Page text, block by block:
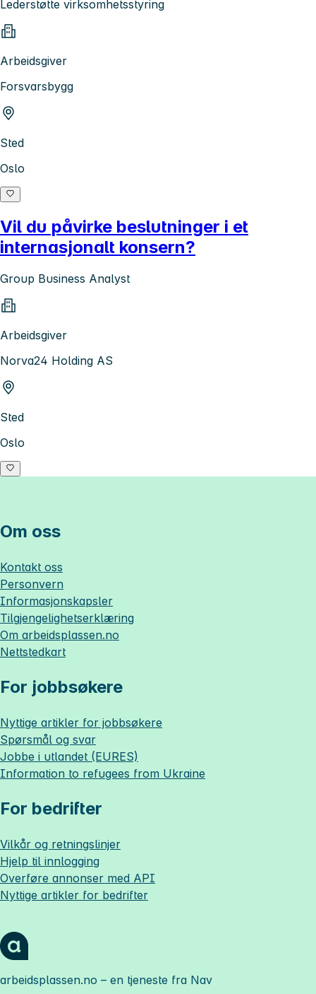
Lederstøtte virksomhetsstyring
Arbeidsgiver
Forsvarsbygg
Sted
Oslo
Vil du påvirke beslutninger i et
internasjonalt konsern?
Group Business Analyst
Arbeidsgiver
Norva24 Holding AS
Sted
Oslo
Om oss
Kontakt oss
Personvern
Informasjonskapsler
Tilgjengelighetserklæring
Om arbeidsplassen.no
Nettstedkart
For jobbsøkere
Nyttige artikler for jobbsøkere
Spørsmål og svar
Jobbe i utlandet (EURES)
Information to refugees from Ukraine
For bedrifter
Vilkår og retningslinjer
Hjelp til innlogging
Overføre annonser med API
Nyttige artikler for bedrifter
arbeidsplassen.no – en tjeneste fra Nav